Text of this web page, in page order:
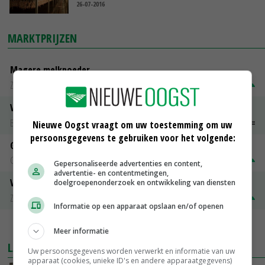
26-07-2016
MARKTPRIJZEN
Magere melkpoeder
Zuivel NL
€ 269,00
Vleeskuikens 2001-2600 gr
Barneveld
€ 1,09~ € 1,11
Gerst
Groningen
€ 197,00
Volle melkpoeder
Zuivel NL
MEER MARKTPRIJZEN
LAATSTE NIEUWS
Nieuwe Oogst vraagt om uw toestemming om uw
persoonsgegevens te gebruiken voor het volgende:
Gepersonaliseerde advertenties en content,
advertentie- en contentmetingen,
doelgroepenonderzoek en ontwikkeling van diensten
Informatie op een apparaat opslaan en/of openen
Meer informatie
Uw persoonsgegevens worden verwerkt en informatie van uw
apparaat (cookies, unieke ID's en andere apparaatgegevens)